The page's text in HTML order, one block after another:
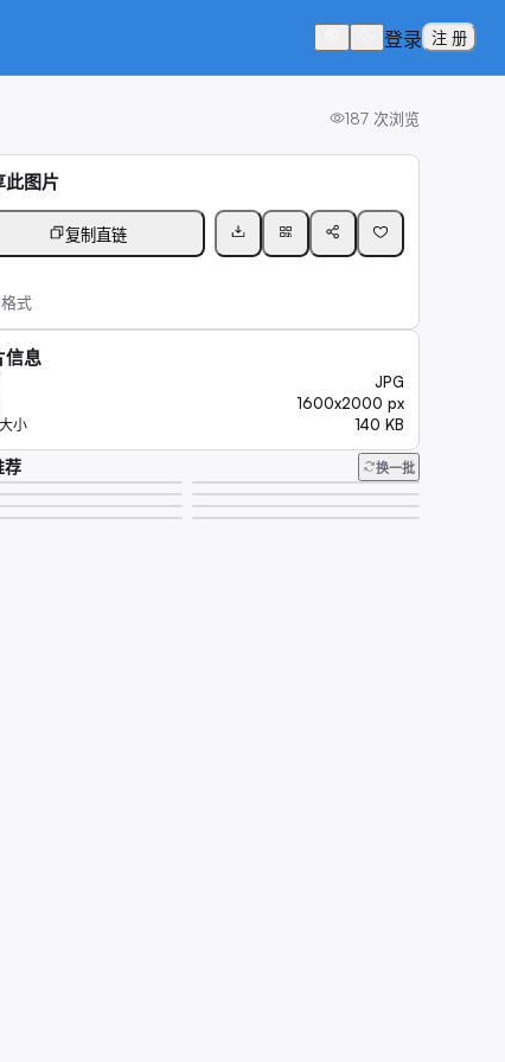
登录 注 册
187 次浏览
此图片
复制直链
式
信息
JPG
1600x2000 px
小 140 KB
荐 换一批